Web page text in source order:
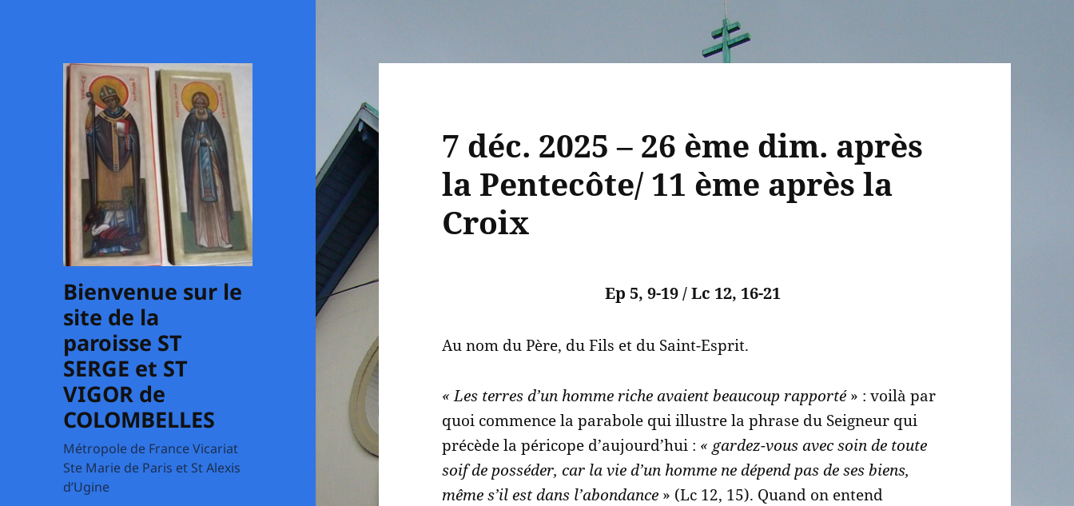
Bienvenue sur le
site de la
paroisse ST
SERGE et ST
VIGOR de
COLOMBELLES
Métropole de France Vicariat
Ste Marie de Paris et St Alexis
d’Ugine
7 déc. 2025 – 26 ème dim. après
la Pentecôte/ 11 ème après la
Croix
Ep 5, 9-19 / Lc 12, 16-21
Au nom du Père, du Fils et du Saint-Esprit.
« Les terres d’un homme riche avaient beaucoup rapporté» : voilà par
quoi commence la parabole qui illustre la phrase du Seigneur qui
précède la péricope d’aujourd’hui : « gardez-vous avec soin de toute
soif de posséder, car la vie d’un homme ne dépend pas de ses biens,
même s’il est dans l’abondance » (Lc 12, 15). Quand on entend